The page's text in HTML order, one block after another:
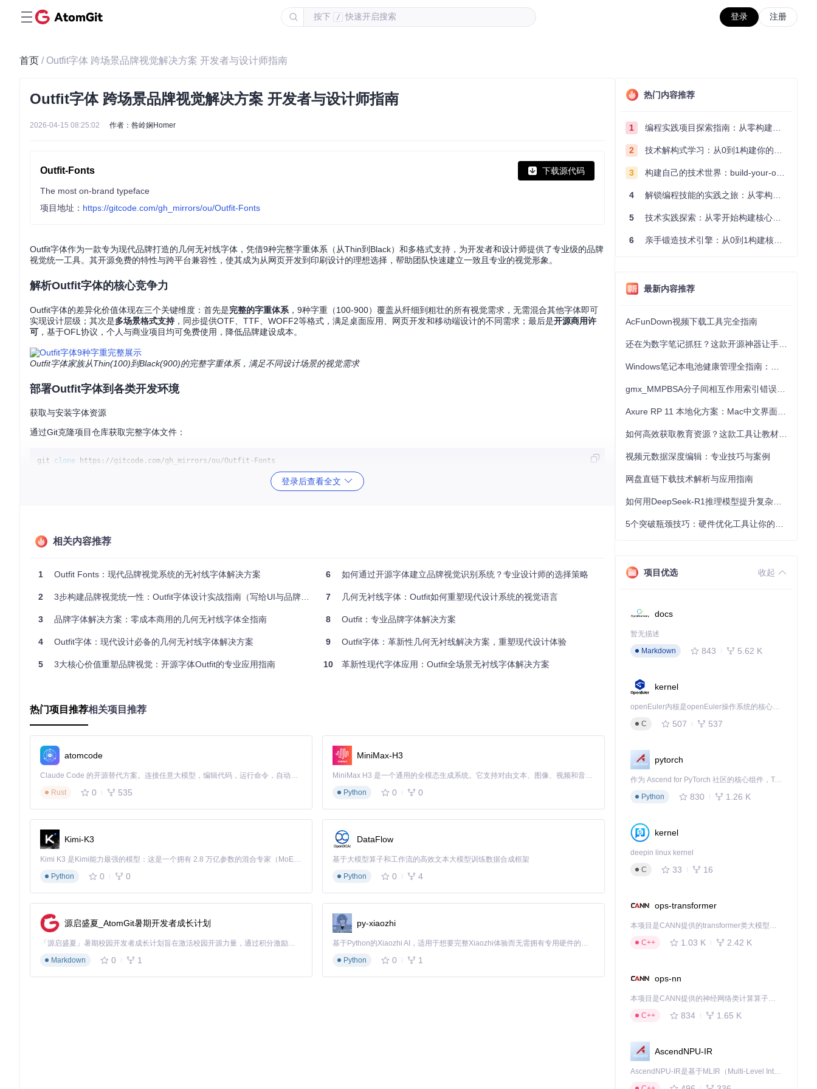
按下 / 快速开启搜索 登录 注册
首页 / Outfit字体 跨场景品牌视觉解决方案 开发者与设计师指南
Outfit字体 跨场景品牌视觉解决方案 开发者与设计师指南
2026-04-15 08:25:02 作者：咎岭娴Homer
Outfit-Fonts 下载源代码
The most on-brand typeface
项目地址： https://gitcode.com/gh_mirrors/ou/Outfit-Fonts
Outfit字体作为一款专为现代品牌打造的几何无衬线字体，凭借9种完整字重体系（从Thin到Black）和多格式支持，为开发者和设计师提供了专业级的品牌
视觉统一工具。其开源免费的特性与跨平台兼容性，使其成为从网页开发到印刷设计的理想选择，帮助团队快速建立一致且专业的视觉形象。
解析Outfit字体的核心竞争力
Outfit字体的差异化价值体现在三个关键维度：首先是完整的字重体系 ，9种字重（100-900）覆盖从纤细到粗壮的所有视觉需求，无需混合其他字体即可
实现设计层级；其次是多场景格式支持 ，同步提供OTF、TTF、WOFF2等格式，满足桌面应用、网页开发和移动端设计的不同需求；最后是开源商用许
可 ，基于OFL协议，个人与商业项目均可免费使用，降低品牌建设成本。
Outfit字体家族从Thin(100)到Black(900)的完整字重体系，满足不同设计场景的视觉需求
部署Outfit字体到各类开发环境
获取与安装字体资源
通过Git克隆项目仓库获取完整字体文件：
git clone
移动应用
：集成TTF格式确保跨平台一致性
网页开发中的高级集成策略
/* 现代浏览器WOFF2字体声明 */
@font-face {
font-family: 'Outfit';
src: url ( 'fonts/webfonts/Outfit-Regular.woff2' ) format
font-weight
: 400;
font-style: normal;
font-display
: swap;
/* 优化FOIT问题 */
}
@font-face
font-family: 'Outfit';
src: url('fonts/webfonts/Outfit-Bold.woff2'
font-weight: 700;
font-style
font-display: swap;
/* 响应式字体大小配置 */
--font-size-base: 16px;
--line-height-base: 1.5;
@media (max-width: 768px) {
--font-size-base:
掌握字体设计特性与应用技巧
Outfit字体的几何设计特性为界面设计带来独特优势：其 （如"o"和"e"）增强了视觉柔和度，圆角终端处理
性，一致的视觉比例确保不同字重间的和谐过渡。这些设计细节使Outfit特别适合需要建立现代感和专业性的品牌项目。
登录后查看全文
相关内容推荐
1 Outfit Fonts：现代品牌视觉系统的无衬线字体解决方案
2 3步构建品牌视觉统一性：Outfit字体设计实战指南（写给UI与品牌设计师的专业手册）
3 品牌字体解决方案：零成本商用的几何无衬线字体全指南
4 Outfit字体：现代设计必备的几何无衬线字体解决方案
5 3大核心价值重塑品牌视觉：开源字体Outfit的专业应用指南
6 如何通过开源字体建立品牌视觉识别系统？专业设计师的选择策略
7 几何无衬线字体：Outfit如何重塑现代设计系统的视觉语言
8 Outfit：专业品牌字体解决方案
9 Outfit字体：革新性几何无衬线解决方案，重塑现代设计体验
10 革新性现代字体应用：Outfit全场景无衬线字体解决方案
热门项目推荐相关项目推荐
atomcode
Claude Code 的开源替代方案。连接任意大模型，编辑代码，运行命令，自动验证 — 全自动执行。用 Rust 构建，极致性能。 ｜ An open-source alternative to Claude Code. Connect any LLM, edit code, run commands, and verify changes — autonomously. Built in Rust for speed. Get Started
Rust
0 535
MiniMax-H3
MiniMax H3 是一个通用的全模态生成系统。它支持对由文本、图像、视频和音频组成的多模态上下文进行统一理解，并能生成分辨率高达 2K、时长可达 15 秒的带原生立体声音频的视频。得益于面向任务泛化的系统设计，H3 在预训练阶段就已具备广泛的多模态上下文理解与生成能力，能够出色地执行复杂的多模态指令。
Python
0 0
Kimi-K3
Kimi K3 是Kimi能力最强的模型：这是一个拥有 2.8 万亿参数的混合专家（MoE）模型，具备原生视觉理解能力，并支持 100 万 token 的上下文窗口。
Python
0 0
DataFlow
基于大模型算子和工作流的高效文本大模型训练数据合成框架
Python
0 4
源启盛夏_AtomGit暑期开发者成长计划
「源启盛夏」暑期校园开发者成长计划旨在激活校园开源力量，通过积分激励、认证扶持、资源倾斜等形式，引导高校组织和开发者完成「入驻 — 建项目 — 做贡献 — 获认证 — 得资源」的完整闭环。无论你是想带领社团入驻平台的组织者，还是希望用代码贡献证明自己的开发者，都能在这里找到属于你的成长路径。
Markdown
0 1
py-xiaozhi
基于Python的Xiaozhi AI，适用于想要完整Xiaozhi体验而无需拥有专用硬件的用户。
Python
0 1
热门内容推荐
1 编程实践项目探索指南：从零构建技术能力体系
2 技术解构式学习：从0到1构建你的编程知识体系
3 构建自己的技术世界：build-your-own-x项目的实践探索指南
4 解锁编程技能的实践之旅：从零构建你的技术世界
5 技术实践探索：从零开始构建核心系统的实践指南
6 亲手锻造技术引擎：从0到1构建核心系统的实践指南
最新内容推荐
AcFunDown视频下载工具完全指南
视频元数据深度编辑：专业技巧与案例
网盘直链下载技术解析与应用指南
项目优选 收起
docs
暂无描述
Markdown
843 5.62 K
kernel
openEuler内核是openEuler操作系统的核心，既是系统性能与稳定性的基石，也是连接处理器、设备与服务的桥梁。
C
507 537
pytorch
作为 Ascend for PyTorch 社区的核心组件，TorchNPU 是昇腾专为 PyTorch 打造的深度学习适配插件，使 PyTorch 框架能够直接调用昇腾 NPU，为开发者提供昇腾 AI 处理器的超强算力。
Python
830 1.26 K
kernel
deepin linux kernel
C
33 16
ops-transformer
本项目是CANN提供的transformer类大模型算子库，实现网络在NPU上加速计算。
C++
1.03 K 2.42 K
ops-nn
本项目是CANN提供的神经网络类计算算子库，实现网络在NPU上加速计算。
C++
834 1.65 K
AscendNPU-IR
AscendNPU-IR是基于MLIR（Multi-Level Intermediate Representation）构建的，面向昇腾亲和算子编译时使用的中间表示，提供昇腾完备表达能力，通过编译优化提升昇腾AI处理器计算效率，支持通过生态框架使能昇腾AI处理器与深度调优